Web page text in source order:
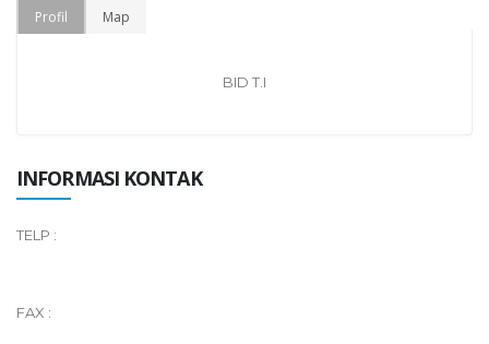
Profil Map
BID T.I
INFORMASI KONTAK
TELP :
FAX :